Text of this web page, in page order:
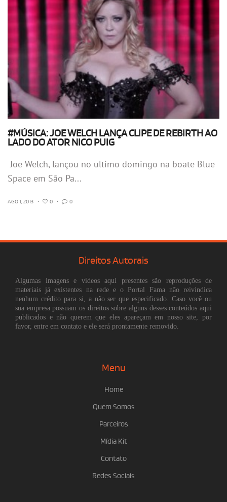
#MÚSICA: JOE WELCH LANÇA CLIPE DE REBIRTH AO
LADO DO ATOR NICO PUIG
Joe Welch, lançou no ultimo domingo na boate Blue
Space em São Pa...
AGO 1, 2013 • 0 • 0
Direitos Autorais
Algumas imagens e vídeos aqui presentes são reproduções de
materiais já existentes na rede e o Portal Fama não reivindica
nenhum crédito para si, a não ser que especificado. Caso você ou
sua empresa possuam os direitos sobre alguns desses conteúdos aqui
publicados e não querem que eles apareçam em nosso site, por
favor, entre em contato e ele será prontamente removido.
Menu
Home
Quem Somos
Parceiros
Mídia Kit
Contato
Redes Sociais